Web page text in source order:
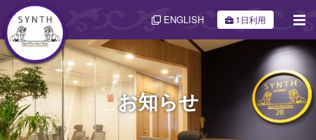
ENGLISH 1日利用
お知らせ